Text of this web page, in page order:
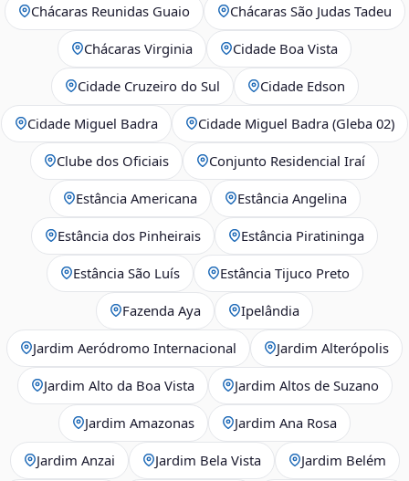
Chácaras Reunidas Guaio Chácaras São Judas Tadeu
Chácaras Virginia Cidade Boa Vista
Cidade Cruzeiro do Sul Cidade Edson
Cidade Miguel Badra Cidade Miguel Badra (Gleba 02)
Clube dos Oficiais Conjunto Residencial Iraí
Estância Americana Estância Angelina
Estância dos Pinheirais Estância Piratininga
Estância São Luís Estância Tijuco Preto
Fazenda Aya Ipelândia
Jardim Aeródromo Internacional Jardim Alterópolis
Jardim Alto da Boa Vista Jardim Altos de Suzano
Jardim Amazonas Jardim Ana Rosa
Jardim Anzai Jardim Bela Vista Jardim Belém